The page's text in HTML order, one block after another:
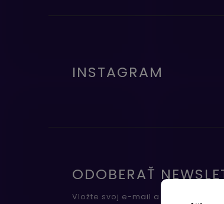
INSTAGRAM
ODOBERAŤ
Vložte svoj e-mail a my Vám